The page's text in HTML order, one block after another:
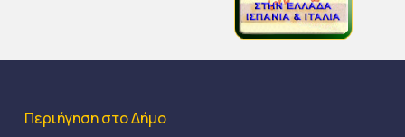
Περιήγηση στο Δήμο